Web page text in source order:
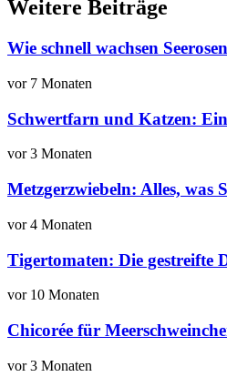
Weitere Beiträge
Wie schnell wachsen
vor 7 Monaten
Schwertfarn und Katzen:
vor 3 Monaten
Metzgerzwiebeln: Alles, was
vor 4 Monaten
Tigertomaten: Die gestreifte
vor 10 Monaten
Chicorée für
vor 3 Monaten